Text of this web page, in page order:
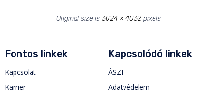
Original size is 3024 × 4032 pixels
Fontos linkek
Kapcsolat
Karrier
Kapcsolódó linkek
ÁSZF
Adatvédelem